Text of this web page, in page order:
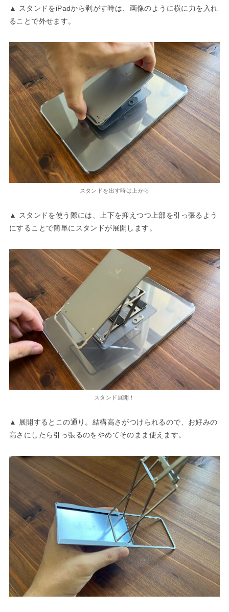
▲ スタンドをiPadから剥がす時は、画像のように横に力を入れ
ることで外せます。
スタンドを出す時は上から
▲ スタンドを使う際には、上下を抑えつつ上部を引っ張るよう
にすることで簡単にスタンドが展開します。
スタンド展開！
▲ 展開するとこの通り。結構高さがつけられるので、お好みの
高さにしたら引っ張るのをやめてそのまま使えます。